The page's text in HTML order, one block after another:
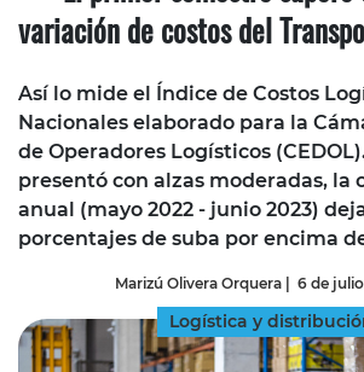
variación de costos del
Así lo mide el Índice de Costos
Nacionales elaborado para la
de Operadores Logísticos
presentó con alzas moderadas, la
anual (mayo 2022 - junio 2023)
porcentajes de suba por encima
Marizú Olivera Orquera| 6 de
Logística y